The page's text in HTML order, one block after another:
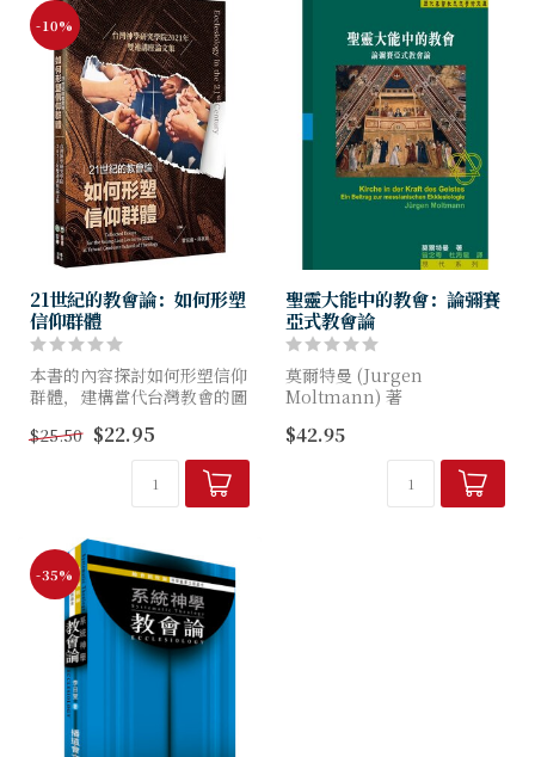
-10%
21世紀的教會論：如何形塑
信仰群體
本書的內容探討如何形塑信仰
群體，建構當代台灣教會的圖
$25.50 $22.95
聖靈大能中的教會：論彌賽
亞式教會論
莫爾特曼 (Jurgen
Moltmann) 著
「盼望神學」三部曲（《盼望
神學》、《被釘十字架的上
帝》和本書）和以《三一與上
帝國》為開端的「彌賽亞系
$42.95
-35%